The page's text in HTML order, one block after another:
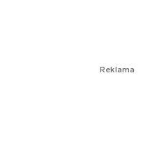
Reklama